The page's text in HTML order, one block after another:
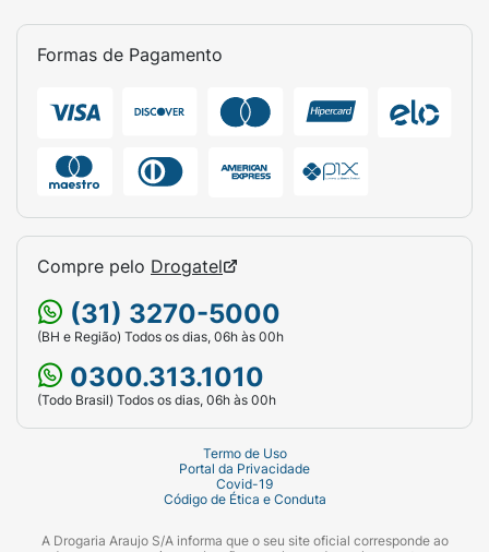
Formas de Pagamento
Compre pelo Drogatel
(31) 3270-5000
(BH e Região) Todos os dias, 06h às 00h
0300.313.1010
(Todo Brasil) Todos os dias, 06h às 00h
Termo de Uso
Portal da Privacidade
Covid-19
Código de Ética e Conduta
A Drogaria Araujo S/A informa que o seu site oficial corresponde ao